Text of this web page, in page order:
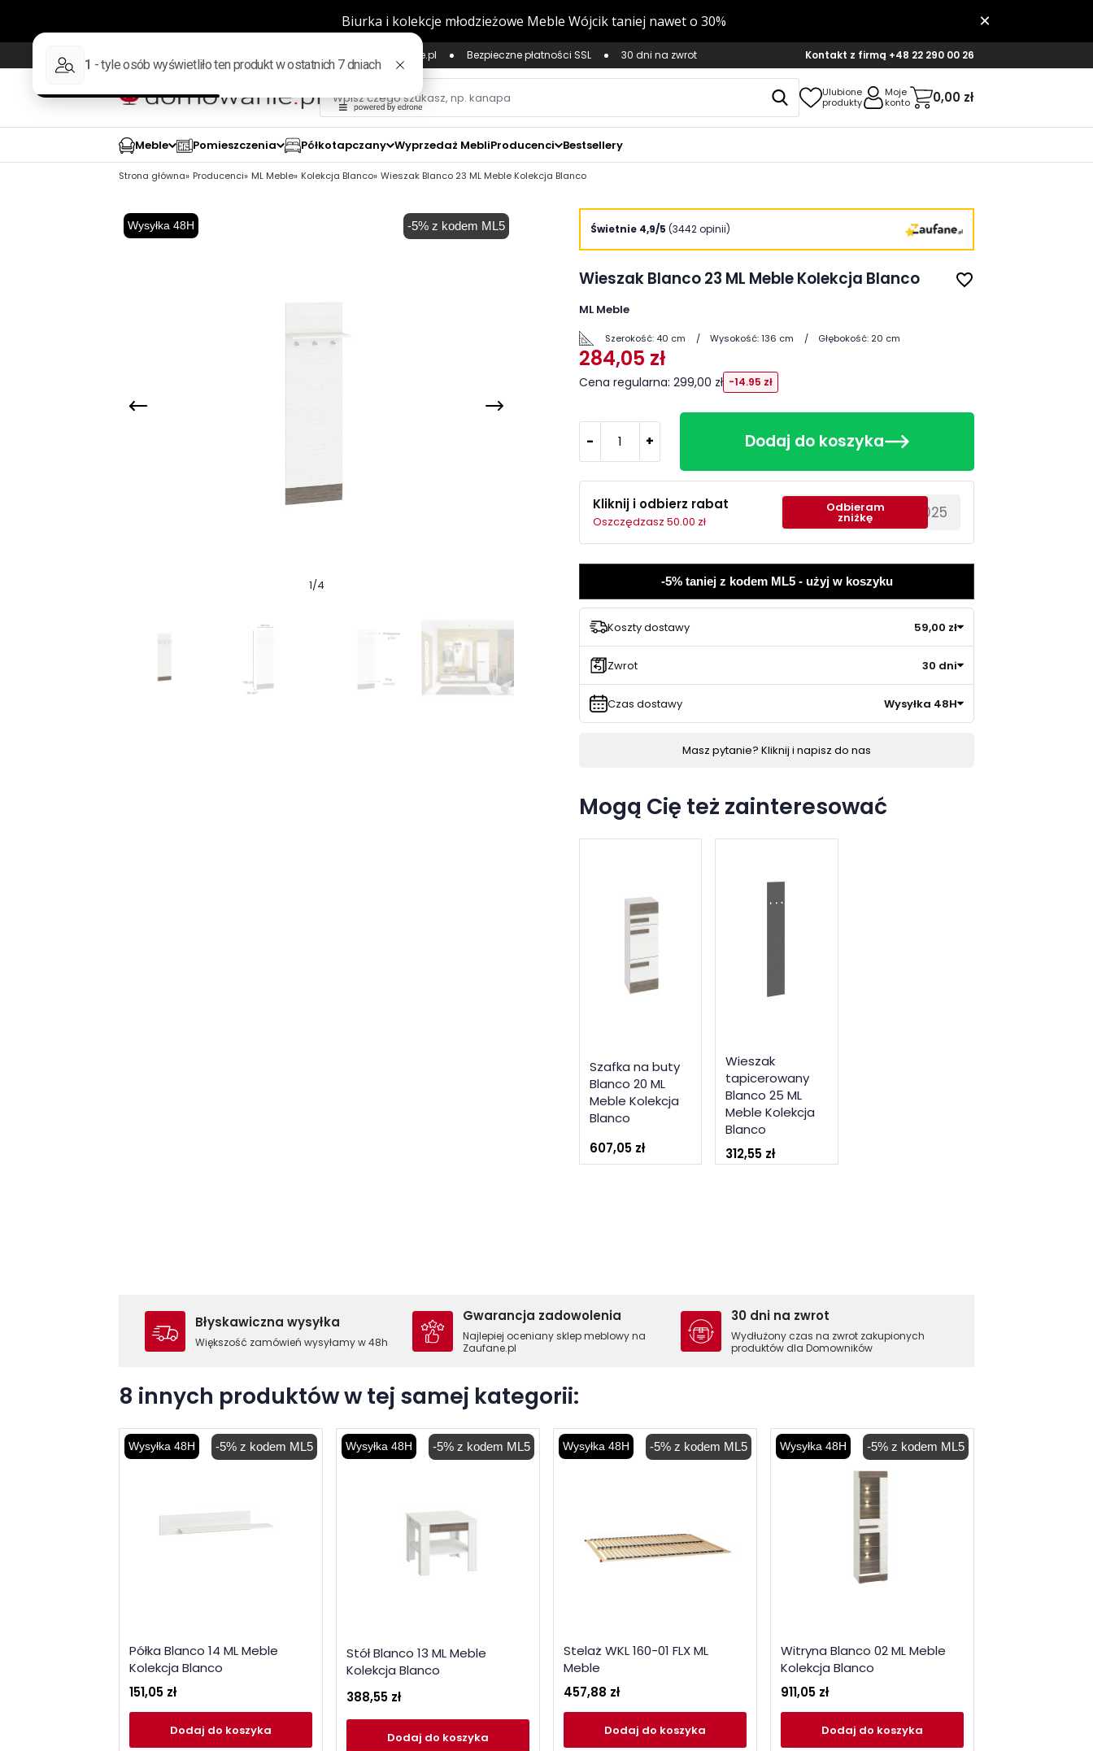
98% pozytywnych opinii według Zaufane.pl Bezpieczne płatności SSL 30 dni na zwrot Kontakt z firmą +48 22 290 00 26
Ulubione
produkty
Moje
konto
0,00 zł
Meble Pomieszczenia Półkotapczany Wyprzedaż MebliProducenci Bestsellery
Strona główna Producenci ML Meble Kolekcja Blanco Wieszak Blanco 23 ML Meble Kolekcja Blanco
-5% z kodem ML5
Wysyłka 48H
1/4
zoom_in Świetnie 4,9/5 (3442 opinii)
Wieszak Blanco 23 ML Meble Kolekcja Blanco favorite_border
ML Meble
Szerokość: 40 cm Wysokość:136 cm Głębokość: 20 cm
284,05 zł
Cena regularna: 299,00 zł -14.95 zł
- + Dodaj do koszyka
Kliknij i odbierz rabat
Oszczędzasz 50.00 zł ********EWS2025
Odbieram
zniżkę
-5% taniej z kodem ML5 - użyj w koszyku
Koszty dostawy 59,00 zł
Zwrot 30 dni
Czas dostawy Wysyłka 48H
Masz pytanie? Kliknij i napisz do nas
Mogą Cię też zainteresować
Szafka na buty
Blanco 20 ML
Meble Kolekcja
Blanco
607,05 zł
Wieszak
tapicerowany
Blanco 25 ML
Meble Kolekcja
Blanco
312,55 zł
Błyskawiczna wysyłka
Większość zamówień wysyłamy w 48h
Gwarancja zadowolenia
Najlepiej oceniany sklep meblowy na
Zaufane.pl
30 dni na zwrot
Wydłużony czas na zwrot zakupionych
produktów dla Domowników
8 innych produktów w tej samej kategorii:
-5% z kodem ML5
Wysyłka 48H
Półka Blanco 14 ML Meble
Kolekcja Blanco
151,05 zł
Dodaj do koszyka
-5% z kodem ML5
Wysyłka 48H
Stół Blanco 13 ML Meble
Kolekcja Blanco
388,55 zł
Dodaj do koszyka
-5% z kodem ML5
Wysyłka 48H
Stelaż WKL 160-01 FLX ML
Meble
457,88 zł
Dodaj do koszyka
-5% z kodem ML5
Wysyłka 48H
Witryna Blanco 02 ML Meble
Kolekcja Blanco
911,05 zł
Dodaj do koszyka